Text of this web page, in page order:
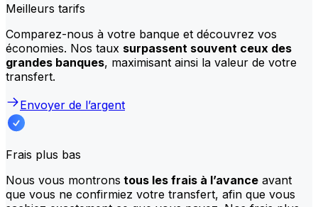
Meilleurs tarifs
Comparez-nous à votre banque et découvrez vos
économies. Nos taux surpassent souvent ceux des
grandes banques, maximisant ainsi la valeur de votre
transfert.
Envoyer de l’argent
Frais plus bas
Nous vous montrons tous les frais à l’avance avant
que vous ne confirmiez votre transfert, afin que vous